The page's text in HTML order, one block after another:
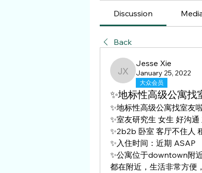
Discussion
Back
Jesse Xie
Jesse Xie
January 25, 2022
大众会员
✨地标性高级公寓找
✨地标性高级公寓找室友
✨室友研究生 女生 好沟
✨2b2b 卧室 客厅不住人
✨入住时间：近期 ASAP
✨公寓位于downtown附
都在附近，生活非常方便